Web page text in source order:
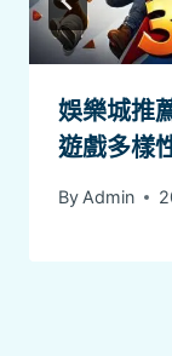
娛樂城推
遊戲多樣
By Admin